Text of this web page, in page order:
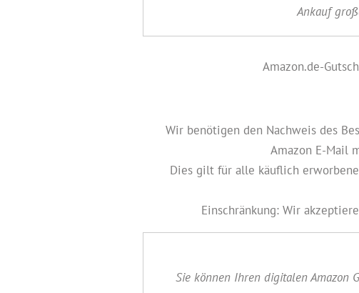
Ankauf
Amazon.de-
Wir benötigen den Nachweis des
Amazon E-Mail
Dies gilt für alle käuflich
Einschränkung: Wir
Sie können Ihren digitalen Amazon